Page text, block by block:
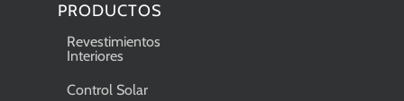
PRODUCTOS
Revestimientos
Interiores
Control Solar